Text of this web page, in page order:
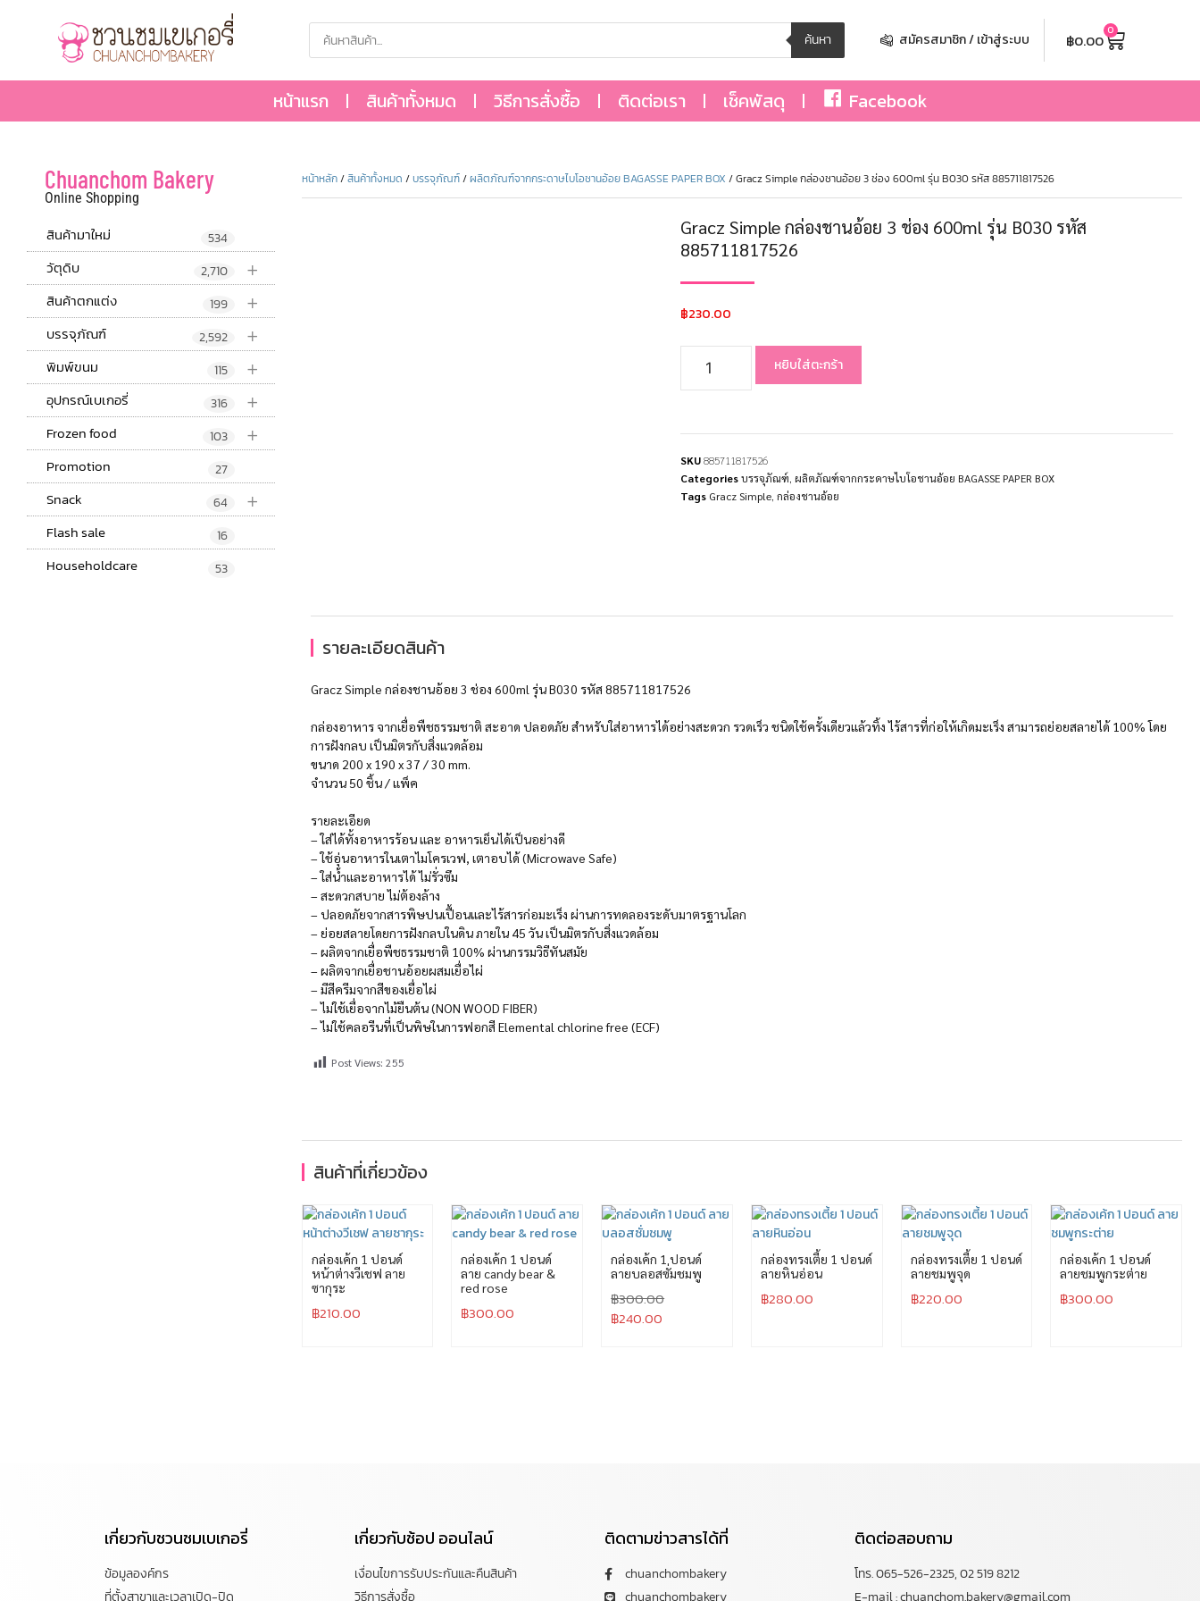
ค้นหา สมัครสมาชิก / เข้าสู่ระบบ ฿0.00 0
หน้าแรก สินค้าทั้งหมด วิธีการสั่งซื้อ ติดต่อเรา เช็คพัสดุ Facebook
Chuanchom Bakery
Online Shopping
สินค้ามาใหม่ 534
+
วัตุดิบ 2,710
+
สินค้าตกแต่ง 199
+
บรรจุภัณฑ์ 2,592
+
พิมพ์ขนม 115
+
อุปกรณ์เบเกอรี่ 316
+
Frozen food 103
Promotion 27
+
Snack 64
Flash sale 16
Householdcare 53
หน้าหลัก/สินค้าทั้งหมด /บรรจุภัณฑ์/ผลิตภัณฑ์จากกระดาษไบโอชานอ้อย BAGASSE PAPER BOX / Gracz Simple กล่องชานอ้อย 3 ช่อง 600ml รุ่น B030 รหัส 885711817526
Gracz Simple กล่องชานอ้อย 3 ช่อง 600ml รุ่น B030 รหัส
885711817526
฿230.00
หยิบใส่ตะกร้า
SKU885711817526
Categoriesบรรจุภัณฑ์ ผลิตภัณฑ์จากกระดาษไบโอชานอ้อย BAGASSE PAPER BOX
Tags Gracz Simple, กล่องชานอ้อย
รายละเอียดสินค้า
Gracz Simple กล่องชานอ้อย 3 ช่อง 600ml รุ่น B030 รหัส 885711817526
กล่องอาหาร จากเยื่อพืชธรรมชาติ สะอาด ปลอดภัย สำหรับใส่อาหารได้อย่างสะดวก รวดเร็ว ชนิดใช้ครั้งเดียวแล้วทิ้ง ไร้สารที่ก่อให้เกิดมะเร็ง สามารถย่อยสลายได้ 100% โดย
การฝังกลบ เป็นมิตรกับสิ่งแวดล้อม
ขนาด 200 x 190 x 37 / 30 mm.
จำนวน 50 ชิ้น / แพ็ค
รายละเอียด
– ใส่ได้ทั้งอาหารร้อน และ อาหารเย็นได้เป็นอย่างดี
– ใช้อุ่นอาหารในเตาไมโครเวฟ, เตาอบได้ (Microwave Safe)
– ใส่น้ำและอาหารได้ ไม่รั่วซึม
– สะดวกสบาย ไม่ต้องล้าง
– ปลอดภัยจากสารพิษปนเปื้อนและไร้สารก่อมะเร็ง ผ่านการทดลองระดับมาตรฐานโลก
– ย่อยสลายโดยการฝังกลบในดิน ภายใน 45 วัน เป็นมิตรกับสิ่งแวดล้อม
– ผลิตจากเยื่อพืชธรรมชาติ 100% ผ่านกรรมวิธีทันสมัย
– ผลิตจากเยื่อชานอ้อยผสมเยื่อไผ่
– มีสีครีมจากสีของเยื่อไผ่
– ไม่ใช้เยื่อจากไม้ยืนต้น (NON WOOD FIBER)
– ไม่ใช้คลอรีนที่เป็นพิษในการฟอกสี Elemental chlorine free (ECF)
Post Views: 255
สินค้าที่เกี่ยวข้อง
กล่องเค้ก 1 ปอนด์
หน้าต่างวีเชฟ ลาย
ซากุระ
฿210.00
กล่องเค้ก 1 ปอนด์
ลาย candy bear &
red rose
฿300.00
กล่องเค้ก 1 ปอนด์
ลายบลอสซั่มชมพู
฿300.00
฿240.00
กล่องทรงเตี้ย 1 ปอนด์
ลายหินอ่อน
฿280.00
กล่องทรงเตี้ย 1 ปอนด์
ลายชมพูจุด
฿220.00
กล่องเค้ก 1 ปอนด์
ลายชมพูกระต่าย
฿300.00
เกี่ยวกับชวนชมเบเกอรี่
ข้อมูลองค์กร
ที่ตั้งสาขาและเวลาเปิด-ปิด
เกี่ยวกับช้อป ออนไลน์
เงื่อนไขการรับประกันและคืนสินค้า
วิธีการสั่งซื้อ
ติดตามข่าวสารได้ที่
chuanchombakery
chuanchombakery
ติดต่อสอบถาม
โทร. 065-526-2325, 02 519 8212
E-mail : chuanchom.bakery@gmail.com